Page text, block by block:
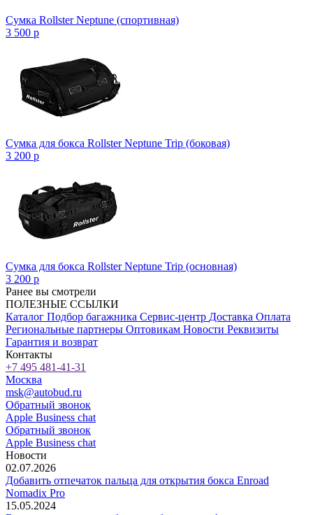
Сумка Rollster Neptune (спортивная)
3 500 p
Сумка для бокса Rollster Neptune Trip (боковая)
3 200 p
Сумка для бокса Rollster Neptune Trip (основная)
3 200 p
Ранее вы смотрели
ПОЛЕЗНЫЕ ССЫЛКИ
Каталог Подбор багажника Сервис-центр Доставка Оплата
Региональные партнеры Оптовикам Новости Реквизиты
Гарантия и возврат
Контакты
+7 495 481-41-31
Москва
msk@autobud.ru
Обратный звонок
Apple Business chat
Обратный звонок
Apple Business chat
Новости
02.07.2026
Добавить отпечаток пальца для открытия бокса Enroad
Nomadix Pro
15.05.2024